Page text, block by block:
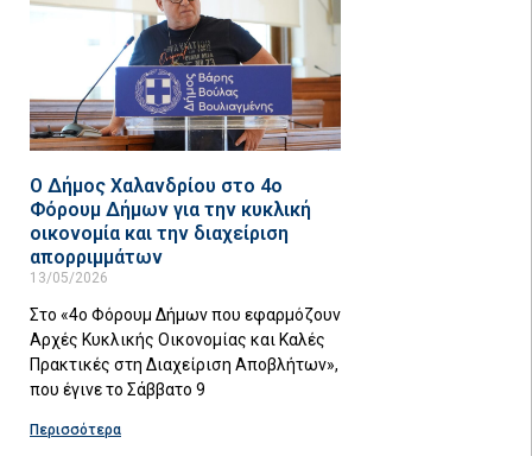
Ο Δήμος Χαλανδρίου στο 4ο
Φόρουμ Δήμων για την κυκλική
οικονομία και την διαχείριση
απορριμμάτων
13/05/2026
Στο «4ο Φόρουμ Δήμων που εφαρμόζουν
Αρχές Κυκλικής Οικονομίας και Καλές
Πρακτικές στη Διαχείριση Αποβλήτων»,
που έγινε το Σάββατο 9
Περισσότερα